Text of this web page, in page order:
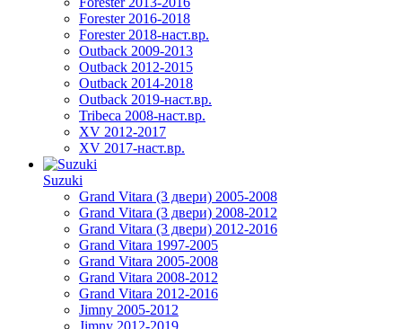
Forester 2016-2018
Forester 2018-наст.вр.
Outback 2009-2013
Outback 2012-2015
Outback 2014-2018
Outback 2019-наст.вр.
Tribeca 2008-наст.вр.
XV 2012-2017
XV 2017-наст.вр.
Suzuki
Grand Vitara (3 двери) 2005-2008
Grand Vitara (3 двери) 2008-2012
Grand Vitara (3 двери) 2012-2016
Grand Vitara 1997-2005
Grand Vitara 2005-2008
Grand Vitara 2008-2012
Grand Vitara 2012-2016
Jimny 2005-2012
Jimny 2012-2019